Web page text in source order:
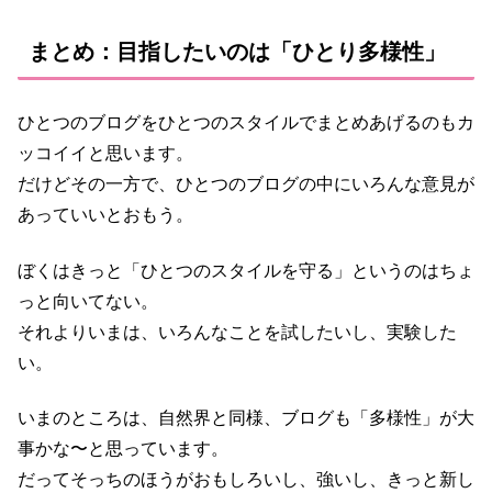
まとめ：目指したいのは「ひとり多様性」
ひとつのブログをひとつのスタイルでまとめあげるのもカ
ッコイイと思います。
だけどその一方で、ひとつのブログの中にいろんな意見が
あっていいとおもう。
ぼくはきっと「ひとつのスタイルを守る」というのはちょ
っと向いてない。
それよりいまは、いろんなことを試したいし、実験した
い。
いまのところは、自然界と同様、ブログも「多様性」が大
事かな〜と思っています。
だってそっちのほうがおもしろいし、強いし、きっと新し